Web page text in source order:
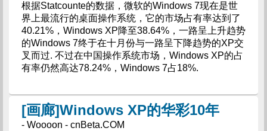
根据Statcounte的数据，微软的Windows 7现在是世
界上最流行的桌面操作系统，它的市场占有率达到了
40.21%，Windows XP降至38.64%，一路呈上升趋势
的Windows 7终于在十月份与一路呈下降趋势的XP交
叉而过. 不过在中国操作系统市场，Windows XP的占
有率仍然高达78.24%，Windows 7占18%.
[画廊]Windows XP的华彩10年
- Woooon - cnBeta.COM